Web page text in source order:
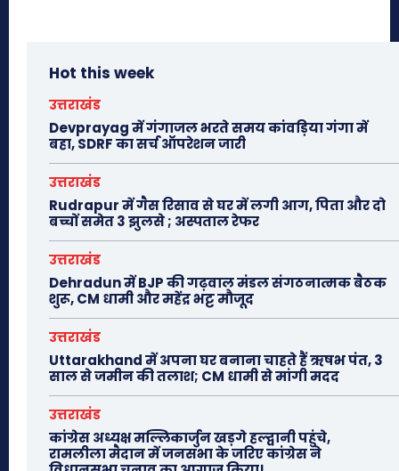
Hot this week
उत्तराखंड
Devprayag में गंगाजल भरते समय कांवड़िया गंगा में
बहा, SDRF का सर्च ऑपरेशन जारी
उत्तराखंड
Rudrapur में गैस रिसाव से घर में लगी आग, पिता और दो
बच्चों समेत 3 झुलसे ; अस्पताल रेफर
उत्तराखंड
Dehradun में BJP की गढ़वाल मंडल संगठनात्मक बैठक
शुरू, CM धामी और महेंद्र भट्ट मौजूद
उत्तराखंड
Uttarakhand में अपना घर बनाना चाहते हैं ऋषभ पंत, 3
साल से जमीन की तलाश; CM धामी से मांगी मदद
उत्तराखंड
कांग्रेस अध्यक्ष मल्लिकार्जुन खड़गे हल्द्वानी पहुंचे,
रामलीला मैदान में जनसभा के जरिए कांग्रेस ने